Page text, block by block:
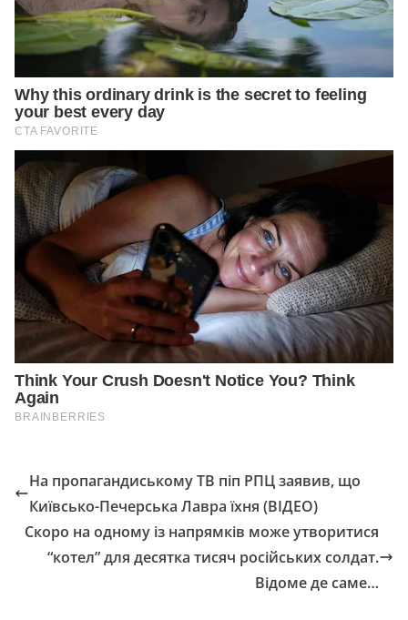
На пропагандиському ТВ піп РПЦ заявив, що
Київсько-Печерська Лавра їхня (ВІДЕО)
Скоро на одному із напрямків може утворитися
“котел” для десятка тисяч російських солдат.
Відоме де саме…